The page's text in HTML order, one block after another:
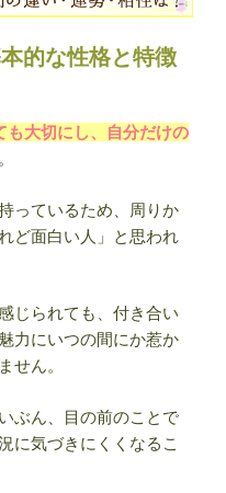
的な性格と特徴
も大切にし、自分だけの
っているため、周りか
ど面白い人」と思われ
じられても、付き合い
力にいつの間にか惹か
せん。
ぶん、目の前のことで
に気づきにくくなるこ